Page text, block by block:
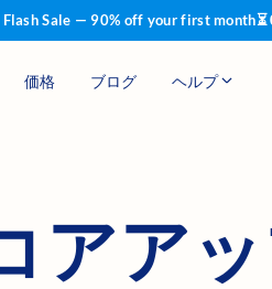
Flash Sale — 90% off your first month⏳
価格 ブログ ヘルプ
アア